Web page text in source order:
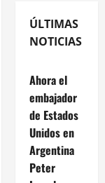
ÚLTIMAS
NOTICIAS
Ahora el
embajador
de Estados
Unidos en
Argentina
Peter